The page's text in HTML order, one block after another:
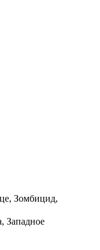
Зомбицид,
Западное